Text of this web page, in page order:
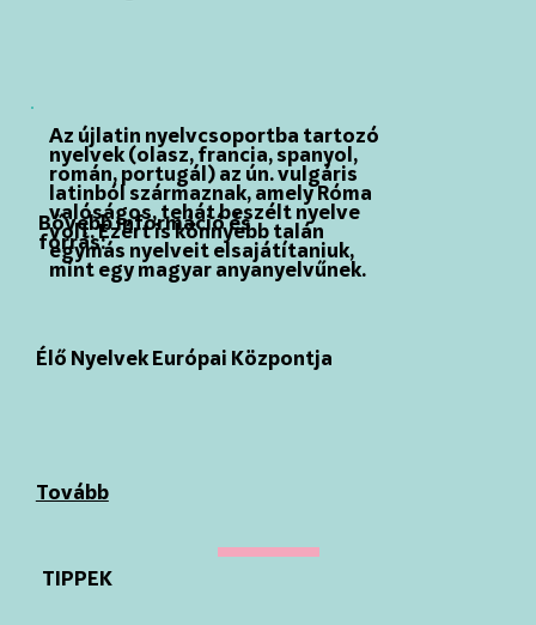
TIPPEK
Bővebb információ és
forrás:
Élő Nyelvek Európai Központja
Tovább
Az újlatin nyelvcsoportba tartozó
nyelvek (olasz, francia, spanyol,
román, portugál) az ún. vulgáris
latinból származnak, amely Róma
valóságos, tehát beszélt nyelve
volt. Ezért is könnyebb talán
egymás nyelveit elsajátítaniuk,
mint egy magyar anyanyelvűnek.